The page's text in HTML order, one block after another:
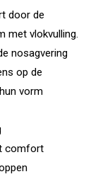
door de
met vlokvulling.
nosagvering
op de
vorm
comfort